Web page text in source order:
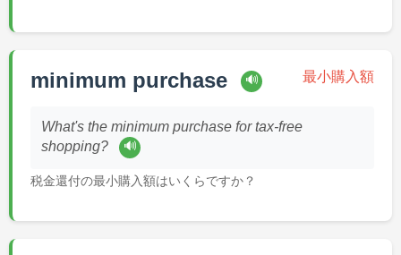
minimum purchase 🔊 最小購入額
What's the minimum purchase for tax-free
shopping?
🔊
税金還付の最小購入額はいくらですか？